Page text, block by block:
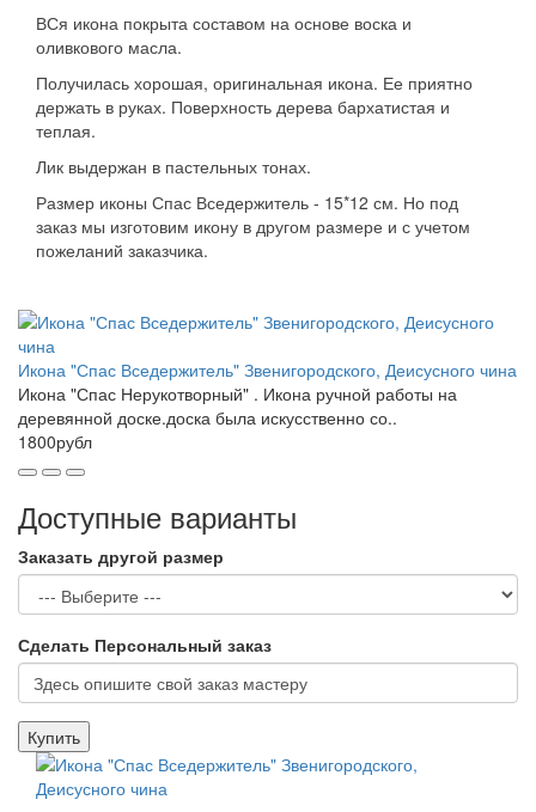
ВСя икона покрыта составом на основе воска и
оливкового масла.
Получилась хорошая, оригинальная икона. Ее приятно
держать в руках. Поверхность дерева бархатистая и
теплая.
Лик выдержан в пастельных тонах.
Размер иконы Спас Вседержитель - 15*12 см. Но под
заказ мы изготовим икону в другом размере и с учетом
пожеланий заказчика.
Икона "Спас Вседержитель" Звенигородского, Деисусного чина
Икона "Спас Нерукотворный" . Икона ручной работы на
деревянной доске.доска была искусственно со..
1800рубл
Доступные варианты
Заказать другой размер
Сделать Персональный заказ
Купить